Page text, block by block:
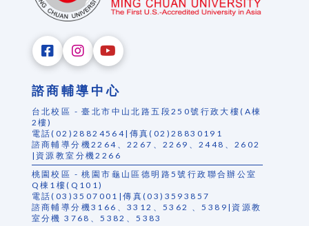
諮商輔導中心
台北校區 - 臺北市中山北路五段250號行政大樓(A棟
2樓)
電話(02)28824564|傳真(02)28830191
諮商輔導分機2264、2267、2269、2448、2602
|資源教室分機2266
桃園校區 - 桃園市龜山區德明路5號行政聯合辦公室
Q棟1樓(Q101)
電話(03)3507001|傳真(03)3593857
諮商輔導分機3166、3312、5362 、5389|資源教
室分機 3768、5382、5383